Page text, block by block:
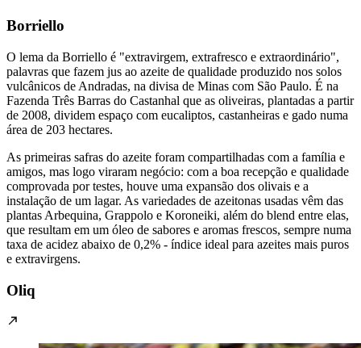
Borriello
O lema da Borriello é "extravirgem, extrafresco e extraordinário",
palavras que fazem jus ao azeite de qualidade produzido nos solos
vulcânicos de Andradas, na divisa de Minas com São Paulo. É na
Fazenda Três Barras do Castanhal que as oliveiras, plantadas a partir
de 2008, dividem espaço com eucaliptos, castanheiras e gado numa
área de 203 hectares.
As primeiras safras do azeite foram compartilhadas com a família e
amigos, mas logo viraram negócio: com a boa recepção e qualidade
comprovada por testes, houve uma expansão dos olivais e a
instalação de um lagar. As variedades de azeitonas usadas vêm das
plantas Arbequina, Grappolo e Koroneiki, além do blend entre elas,
que resultam em um óleo de sabores e aromas frescos, sempre numa
taxa de acidez abaixo de 0,2% - índice ideal para azeites mais puros
e extravirgens.
Oliq